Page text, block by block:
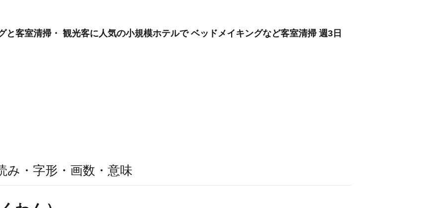
と客室清掃・ 観光客に人気の小規模ホテルで ベッドメイキングなど客室清掃 週3日
み・字形・画数・意味